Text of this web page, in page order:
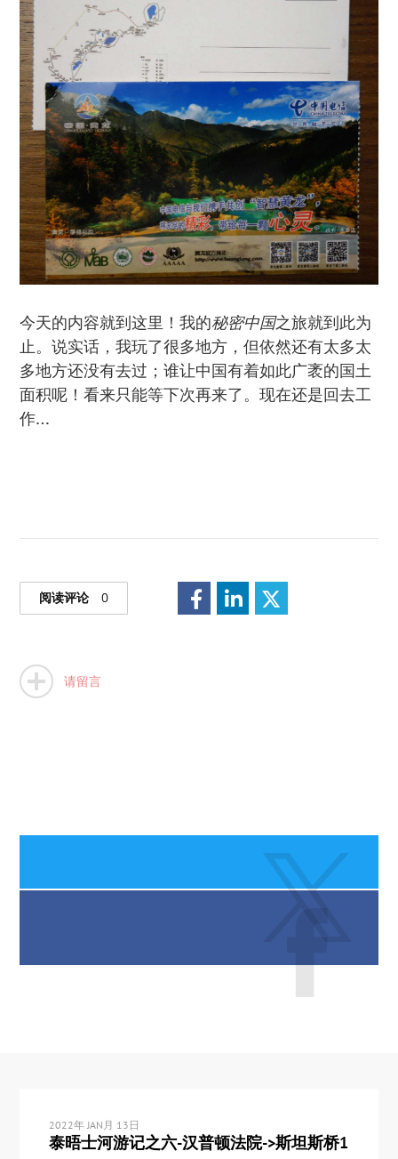
今天的内容就到这里！我的秘密中国之旅就到此为
止。说实话，我玩了很多地方，但依然还有太多太
多地方还没有去过；谁让中国有着如此广袤的国土
面积呢！看来只能等下次再来了。现在还是回去工
作…
阅读评论 0
请留言
2022年 JAN月 13日
泰晤士河游记之六-汉普顿法院->斯坦斯桥1